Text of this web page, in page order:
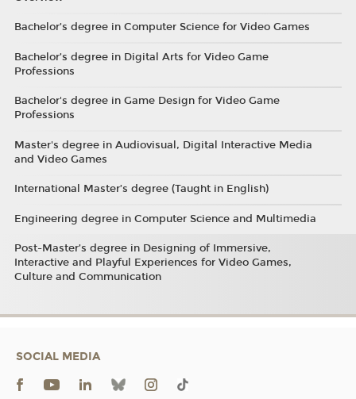
Bachelor’s degree in Computer Science for Video Games
Bachelor’s degree in Digital Arts for Video Game
Professions
Bachelor's degree in Game Design for Video Game
Professions
Master's degree in Audiovisual, Digital Interactive Media
and Video Games
International Master’s degree (Taught in English)
Engineering degree in Computer Science and Multimedia
Post-Master’s degree in Designing of Immersive,
Interactive and Playful Experiences for Video Games,
Culture and Communication
SOCIAL MEDIA